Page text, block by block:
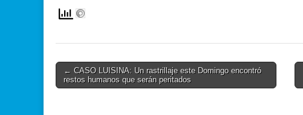
Post
navigation
← CASO LUISINA: Un rastrillaje este Domingo encontró
restos humanos que serán peritados